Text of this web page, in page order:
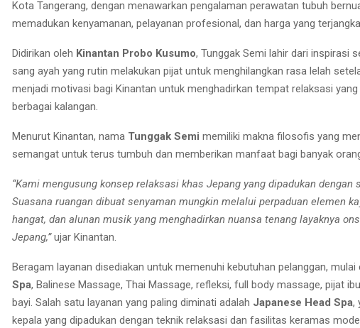
Kota Tangerang, dengan menawarkan pengalaman perawatan tubuh
memadukan kenyamanan, pelayanan profesional, dan harga yang
Didirikan oleh Kinantan Probo Kusumo, Tunggak Semi lahir dari inspirasi
sang ayah yang rutin melakukan pijat untuk menghilangkan rasa lelah
menjadi motivasi bagi Kinantan untuk menghadirkan tempat relaksasi
berbagai kalangan.
Menurut Kinantan, nama Tunggak Semi memiliki makna filosofis yang
semangat untuk terus tumbuh dan memberikan manfaat bagi banyak
“Kami mengusung konsep relaksasi khas Jepang yang dipadukan dengan
Suasana ruangan dibuat senyaman mungkin melalui perpaduan elemen
hangat, dan alunan musik yang menghadirkan nuansa tenang layaknya
Jepang,”ujar Kinantan.
Beragam layanan disediakan untuk memenuhi kebutuhan pelanggan, mulai
Spa, Balinese Massage, Thai Massage, refleksi, full body massage, pijat
bayi. Salah satu layanan yang paling diminati adalah Japanese Head Spa,
kepala yang dipadukan dengan teknik relaksasi dan fasilitas keramas